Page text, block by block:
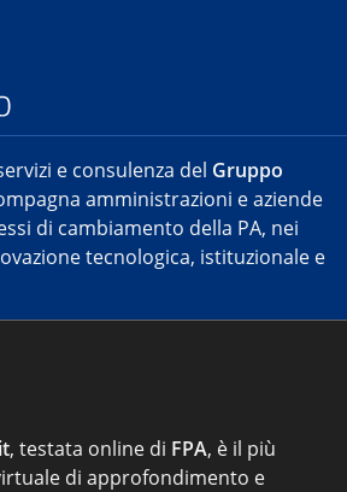
e consulenza del Gruppo
amministrazioni e aziende
di cambiamento della PA, nei
tecnologica, istituzionale e
, testata online di FPA, è il più
di approfondimento e